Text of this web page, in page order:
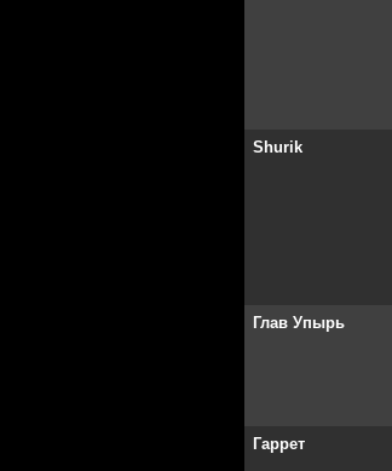
Shurik
Глав Упырь
Гаррет